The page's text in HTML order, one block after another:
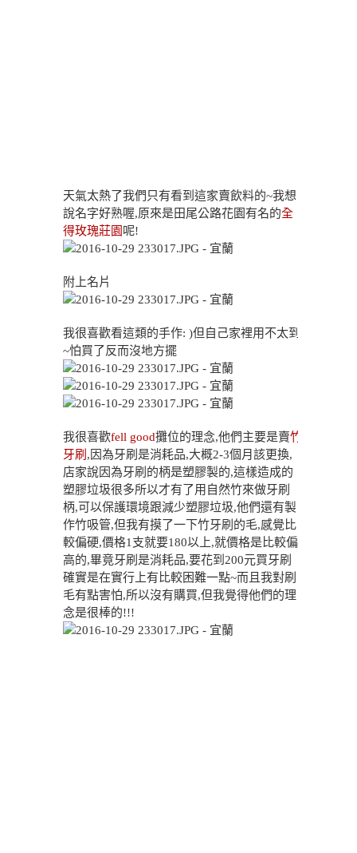
天氣太熱了我們只有看到這家賣飲料的~我想
說名字好熟喔,原來是田尾公路花園有名的全
得玫瑰莊園 呢!
附上名片
我很喜歡看這類的手作: )但自己家裡用不太到
~怕買了反而沒地方擺
我很喜歡fell good攤位的理念,他們主要是賣竹
牙刷 ,因為牙刷是消耗品,大概2-3個月該更換,
店家說因為牙刷的柄是塑膠製的,這樣造成的
塑膠垃圾很多所以才有了用自然竹來做牙刷
柄,可以保護環境跟減少塑膠垃圾,他們還有製
作竹吸管,但我有摸了一下竹牙刷的毛,感覺比
較偏硬,價格1支就要180以上,就價格是比較偏
高的,畢竟牙刷是消耗品,要花到200元買牙刷
確實是在實行上有比較困難一點~而且我對刷
毛有點害怕,所以沒有購買,但我覺得他們的理
念是很棒的!!!